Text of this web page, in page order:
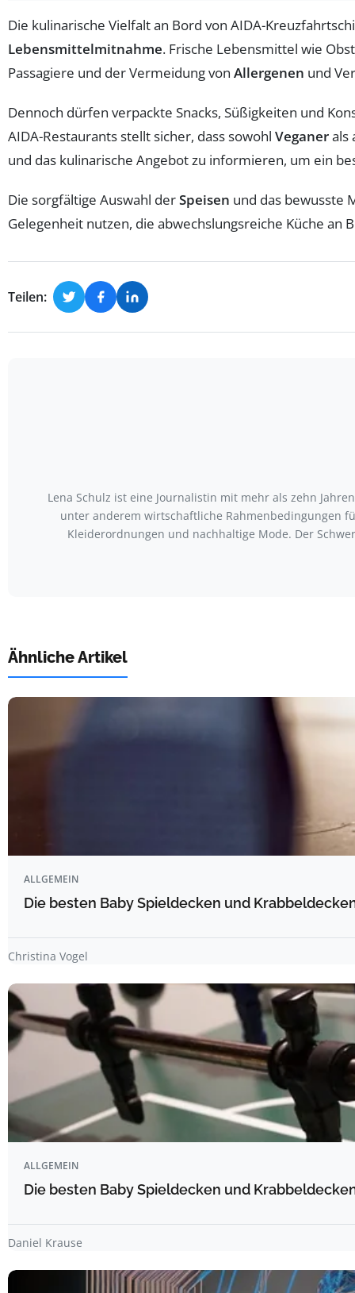
Die kulinarische Vielfalt an Bord von AIDA-
Lebensmittelmitnahme. Frische Lebensmittel wie
Passagiere und der Vermeidung von Allergenen und
Dennoch dürfen verpackte Snacks, Süßigkeiten und
AIDA-Restaurants stellt sicher, dass sowohl Veganerals
und das kulinarische Angebot zu informieren, um ein
Die sorgfältige Auswahl derSpeisen und das bewusste
Gelegenheit nutzen, die abwechslungsreiche Küche
Teilen:
Lena Schulz ist eine Journalistin mit mehr als zehn
unter anderem wirtschaftliche Rahmenbedingungen
Kleiderordnungen und nachhaltige Mode. Der
Ähnliche Artikel
ALLGEMEIN
Die besten Baby Spieldecken und
Christina Vogel
ALLGEMEIN
Die besten Baby Spieldecken und
Daniel Krause